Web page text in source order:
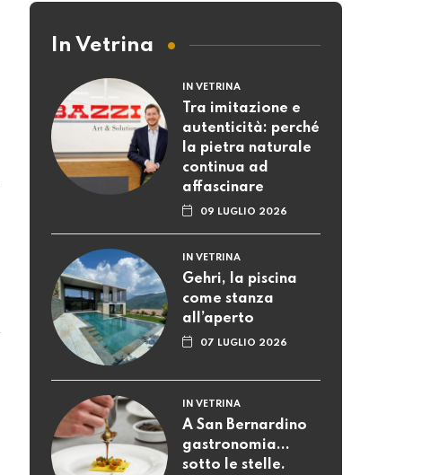
In Vetrina
IN VETRINA
Tra imitazione e
autenticità: perché
la pietra naturale
continua ad
affascinare
09 LUGLIO 2026
IN VETRINA
Gehri, la piscina
come stanza
all’aperto
07 LUGLIO 2026
IN VETRINA
A San Bernardino
gastronomia...
sotto le stelle.